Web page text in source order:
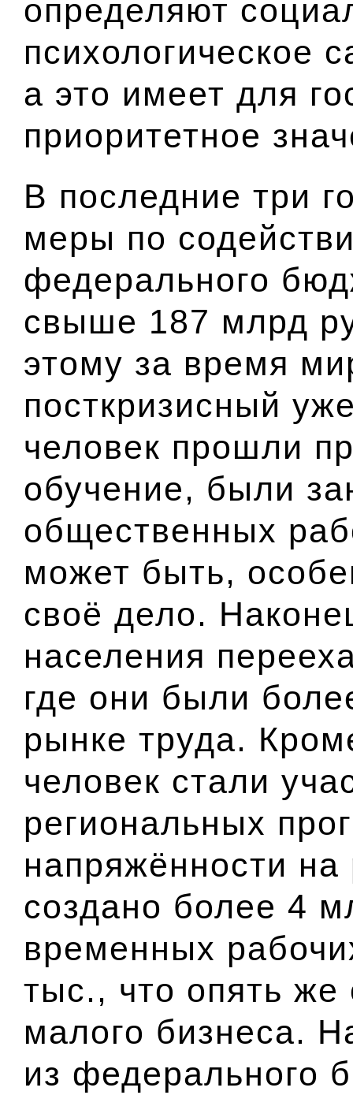
определяют
психологическое
а это имеет для
приоритетное
В последние три
меры по
федерального
свыше 187 млрд
этому за время
посткризисный
человек прошли
обучение, были
общественных
может быть,
своё дело.
населения
где они были
рынке труда.
человек стали
региональных
напряжённости
создано более 4
временных
тыс., что опять
малого бизнеса.
из федерального